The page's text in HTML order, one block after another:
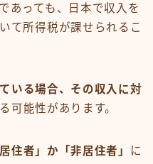
あっても、日本で収入を
て所得税が課せられるこ
いる場合、その収入に対
可能性があります。
居住者」か「非居住者」
に